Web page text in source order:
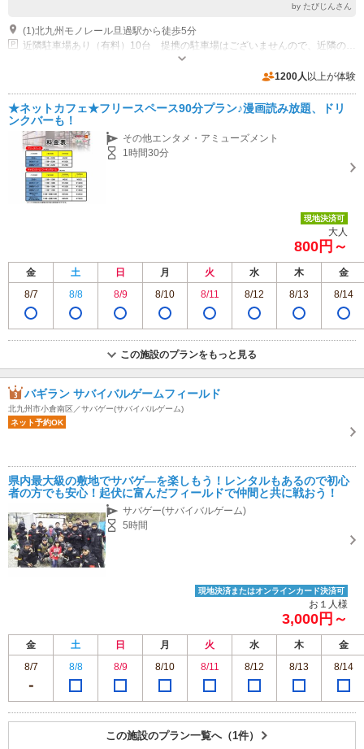
by たびじんさん
(1)北九州モノレール旦過駅から徒歩5分
1200人 以上が体験
★ネットカフェ★フリースペース90分プラン♪漫画読み放題、ドリ
ンクバーも！
その他エンタメ・アミューズメント
1時間30分
現地決済可
大人
800円～
金 土 日 月 火 水 木
金
8/7
8/8 8/9 8/10 8/11 8/12 8/13 8/14
この施設のプランをもっと見る
バギラン サバイバルゲームフィールド
北九州市小倉南区／サバゲー(サバイバルゲーム)
ネット予約OK
県内最大級の敷地でサバゲ―を楽しもう！レンタルもあるので初心
者の方でも安心！起伏に富んだフィールドで仲間と共に戦おう！
サバゲー(サバイバルゲーム)
5時間
現地決済またはオンラインカード決済可
お１人様
3,000円～
金 土 日 月 火 水 木
金
8/7
8/8 8/9 8/10 8/11 8/12 8/13 8/14
この施設のプラン一覧へ（1件）